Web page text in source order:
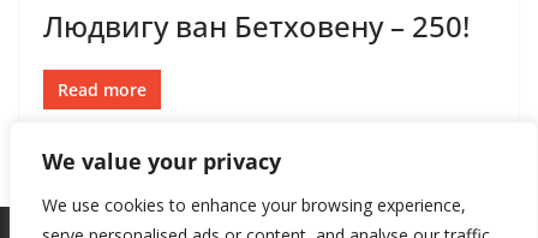
We value your privacy
We use cookies to enhance your browsing experience,
Людвигу ван Бетховену – 250!
Read more